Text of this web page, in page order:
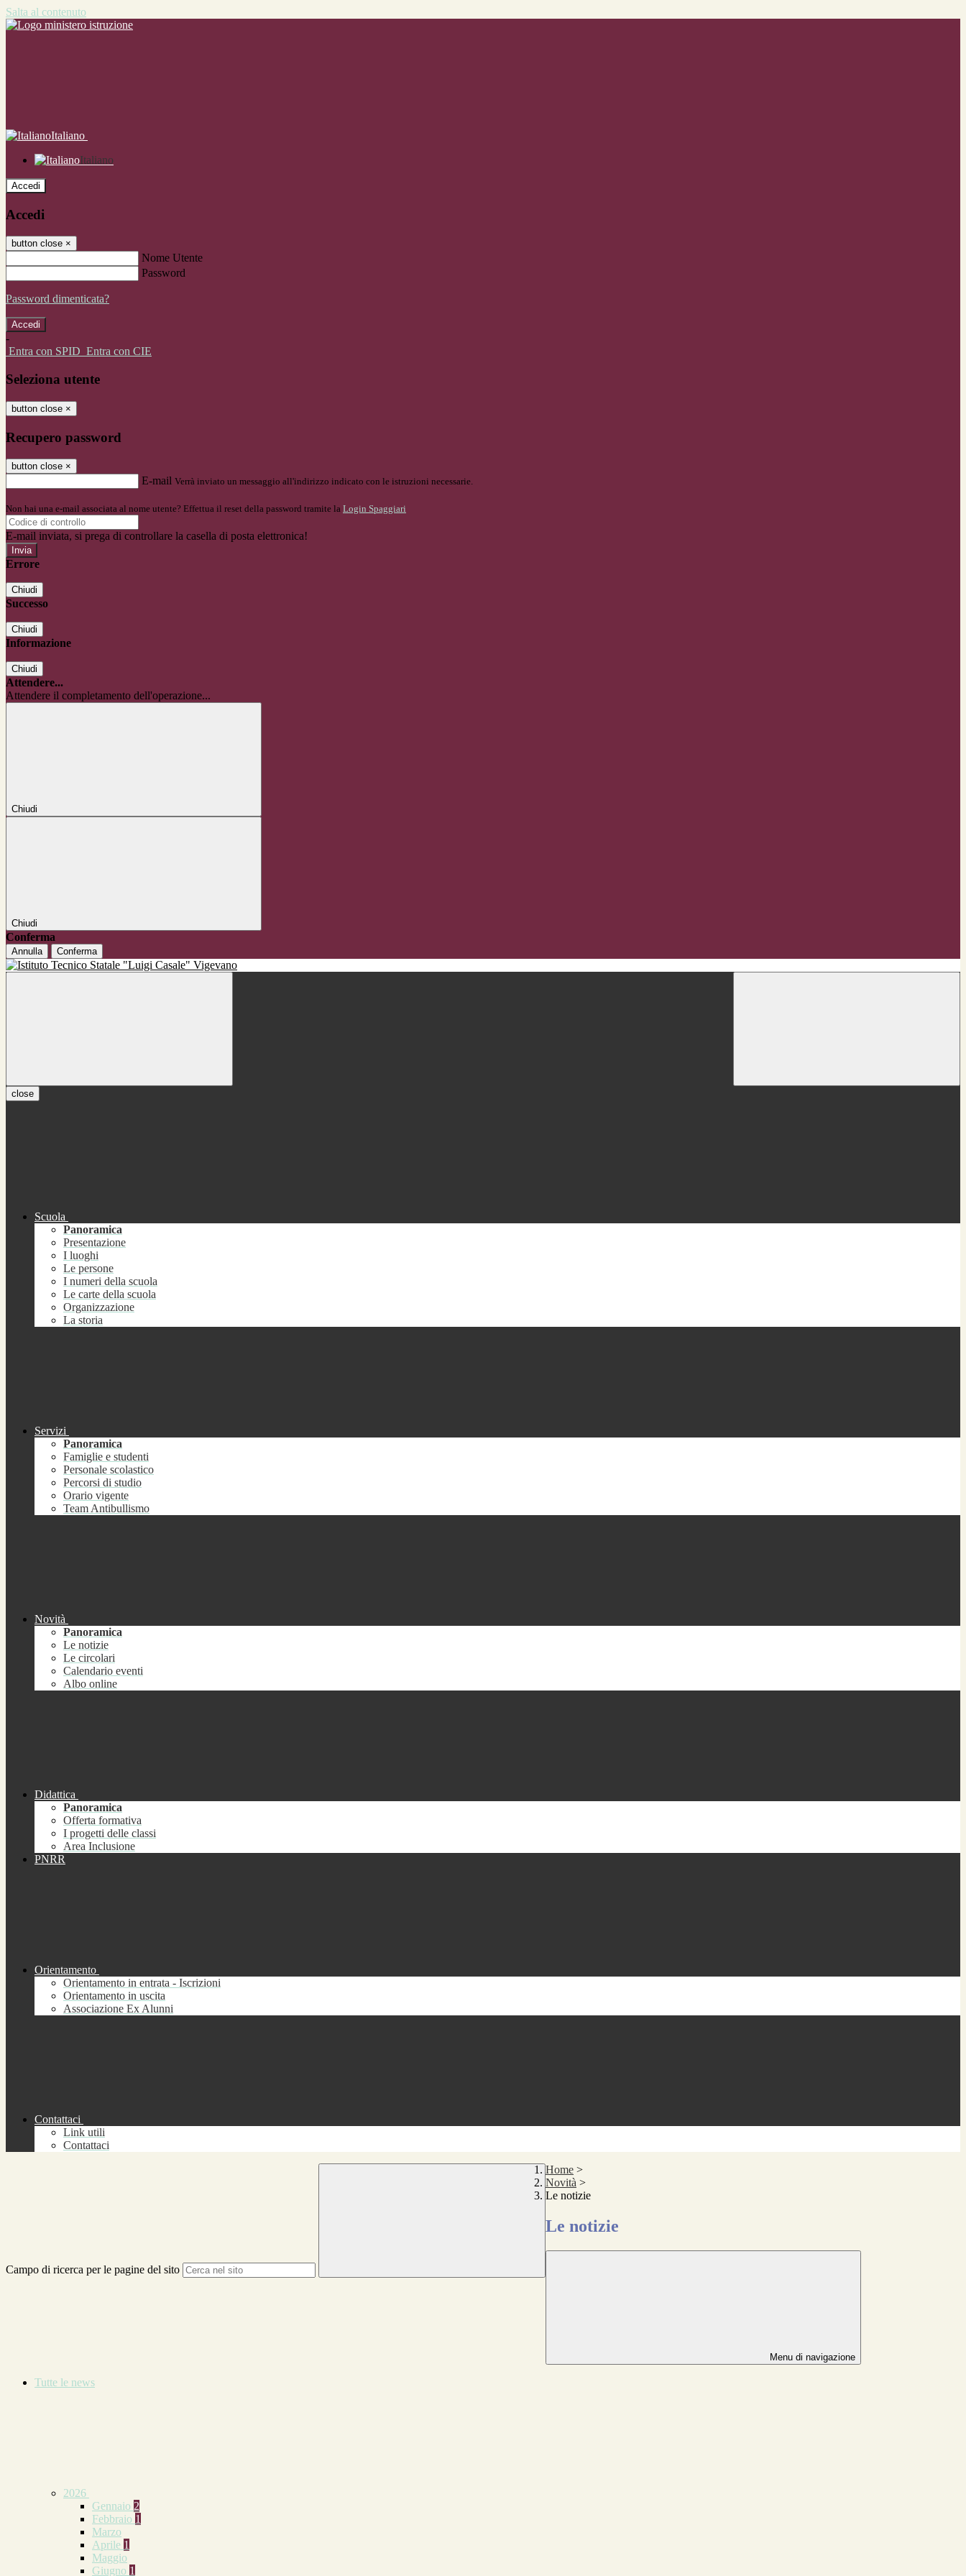
Salta al contenuto
Italiano
Italiano
Accedi
Accedi
button close ×
Nome Utente
Password
Password dimenticata?
-
Entra con SPID Entra con CIE
Seleziona utente
button close ×
Recupero password
button close ×
E-mail Verrà inviato un messaggio all'indirizzo indicato con le istruzioni necessarie.
Non hai una e-mail associata al nome utente? Effettua il reset della password tramite la Login Spaggiari
E-mail inviata, si prega di controllare la casella di posta elettronica!
Errore
Chiudi
Successo
Chiudi
Informazione
Chiudi
Attendere...
Attendere il completamento dell'operazione...
Chiudi
Chiudi
Conferma
Annulla Conferma
close
Scuola
Panoramica
Presentazione
I luoghi
Le persone
I numeri della scuola
Le carte della scuola
Organizzazione
La storia
Servizi
Panoramica
Famiglie e studenti
Personale scolastico
Percorsi di studio
Orario vigente
Team Antibullismo
Novità
Panoramica
Le notizie
Le circolari
Calendario eventi
Albo online
Didattica
Panoramica
Offerta formativa
I progetti delle classi
Area Inclusione
PNRR
Orientamento
Orientamento in entrata - Iscrizioni
Orientamento in uscita
Associazione Ex Alunni
Contattaci
Link utili
Contattaci
Campo di ricerca per le pagine del sito
Home >
Novità >
Le notizie
Le notizie
Menu di navigazione
Tutte le news
2026
Gennaio 2
Febbraio 1
Marzo
Aprile 1
Maggio
Giugno 1